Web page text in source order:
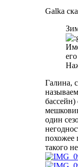
Galka
Галина,
один
похожее
такого